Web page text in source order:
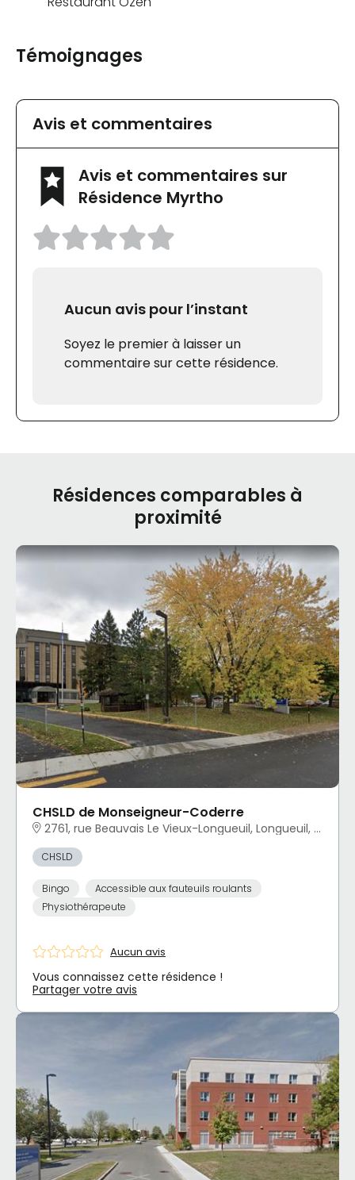
Témoignages
Avis et commentaires
Avis et commentaires sur
Résidence Myrtho
Aucun avis pour l’instant
Soyez le premier à laisser un
commentaire sur cette résidence.
Résidences comparables à
proximité
CHSLD de Monseigneur-Coderre
2761, rue Beauvais Le Vieux-Longueuil, Longueuil, QC
CHSLD
Bingo
Accessible aux fauteuils roulants
Physiothérapeute
Aucun avis
Vous connaissez cette résidence !
Partager votre avis